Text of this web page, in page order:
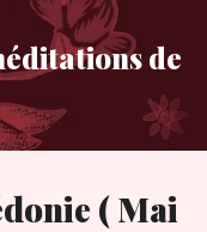
de
( Mai